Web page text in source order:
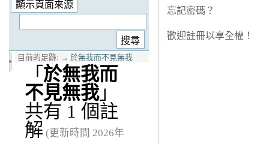
目前的足跡: → 於無我而不見無我
「 於無我而
不見無我」
共有 1 個註
解 (更新時間 2026年
忘記密碼？
歡迎註冊以享全權！